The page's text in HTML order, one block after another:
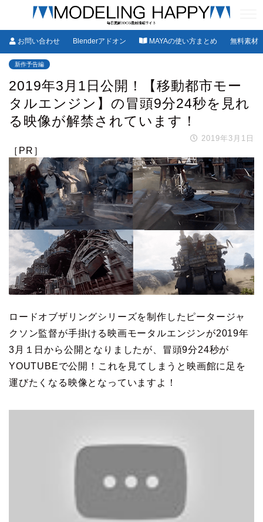
お問い合わせ Blenderアドオン MAYAの使い方まとめ 無料素材
新作予告編
2019年3月1日公開！【移動都市モー
タルエンジン】の冒頭9分24秒を見れ
る映像が解禁されています！
2019年3月1日
［PR］
ロードオブザリングシリーズを制作したピータージャ
クソン監督が手掛ける映画モータルエンジンが2019年
3月１日から公開となりましたが、冒頭9分24秒が
YOUTUBEで公開！これを見てしまうと映画館に足を
運びたくなる映像となっていますよ！